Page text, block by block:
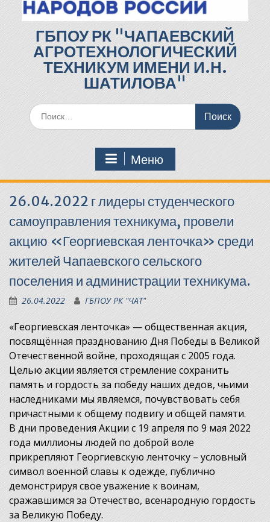
ГБПОУ РК "ЧАПАЕВСКИЙ
АГРОТЕХНОЛОГИЧЕСКИЙ
ТЕХНИКУМ ИМЕНИ И.Н.
ШАТИЛОВА"
Поиск
по:
Меню
26.04.2022 г лидеры студенческого
самоуправления техникума, провели
акцию «Георгиевская ленточка» среди
жителей Чапаевского сельского
поселения и администрации техникума.
26.04.2022 ГБПОУ РК "ЧАТ"
«Георгиевская ленточка» — общественная акция,
посвящённая празднованию Дня Победы в Великой
Отечественной войне, проходящая с 2005 года.
Целью акции является стремление сохранить
память и гордость за победу наших дедов, чьими
наследниками мы являемся, почувствовать себя
причастными к общему подвигу и общей памяти.
В дни проведения Акции с 19 апреля по 9 мая 2022
года миллионы людей по доброй воле
прикрепляют Георгиевскую ленточку – условный
символ военной славы к одежде, публично
демонстрируя свое уважение к воинам,
сражавшимся за Отечество, всенародную гордость
за Великую Победу.